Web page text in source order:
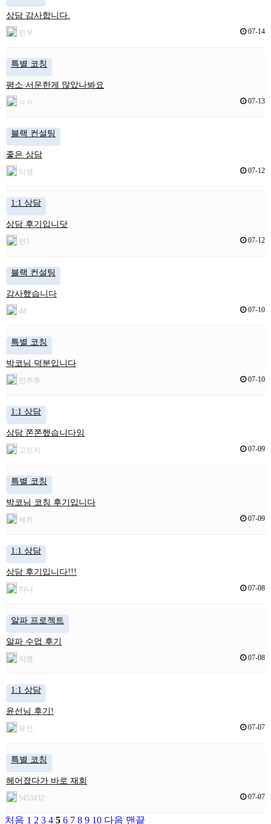
상담 감사합니다.
민우 07-14
특별 코칭
평소 서운한게 많았나봐요
ㅇㅇ 07-13
블랙 컨설팅
좋은 상담
익명 07-12
1:1 상담
상담 후기입니닷
린1 07-12
블랙 컨설팅
감사했습니다
dd 07-10
특별 코칭
박코님 덕분입니다
민주주 07-10
1:1 상담
상담 쫀쫀했습니다잉
고민지 07-09
특별 코칭
박코님 코칭 후기입니다
세히 07-09
1:1 상담
상담 후기입니다!!!
차니 07-08
알파 프로젝트
알파 수업 후기
익명 07-08
1:1 상담
윤선님 후기!
유인 07-07
특별 코칭
헤어졌다가 바로 재회
5453432 07-07
처음 1 2 3 4 5 6 7 8 9 10 다음 맨끝